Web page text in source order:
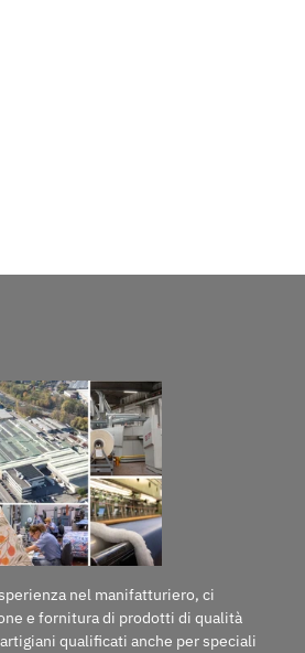
nel manifatturiero, ci
e fornitura di prodotti di qualità
qualificati anche per speciali